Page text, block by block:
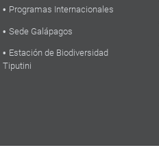
Programas Internacionales
Sede Galápagos
Estación de Biodiversidad
Tiputini